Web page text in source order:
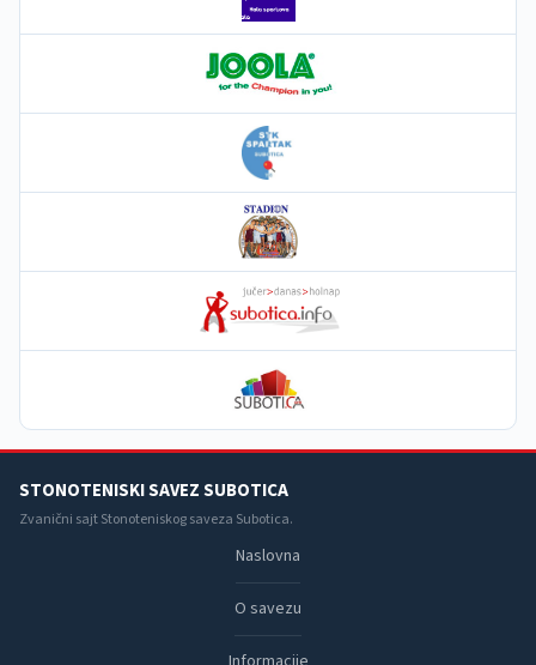
STONOTENISKI SAVEZ SUBOTICA
Zvanični sajt Stonoteniskog saveza Subotica.
Naslovna
O savezu